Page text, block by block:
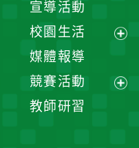
單
選
宣導活動
校園生活
選
媒體報導
競賽活動
教師研習